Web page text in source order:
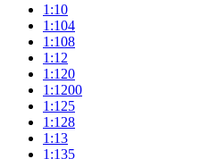
1:10
1:104
1:108
1:12
1:120
1:1200
1:125
1:128
1:13
1:135